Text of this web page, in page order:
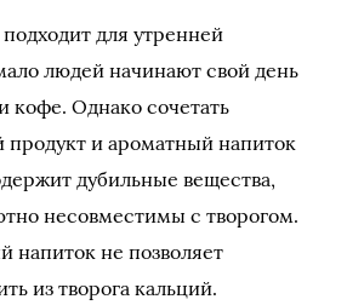
для утренней
людей начинают свой день
кофе. Однако сочетать
и ароматный напиток
дубильные вещества,
несовместимы с творогом.
напиток не позволяет
из творога кальций.